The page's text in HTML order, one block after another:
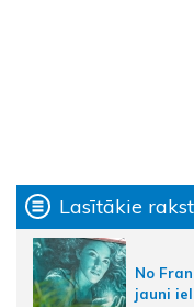
Lasītākie
No
jauni